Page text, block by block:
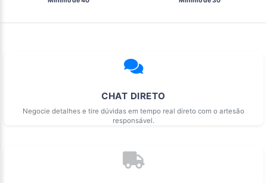
CHAT DIRETO
Negocie detalhes e tire dúvidas em tempo real direto com o artesão
responsável.